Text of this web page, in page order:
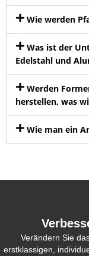
Wie werden
Was ist der
Edelstahl und
Werden
herstellen, was
Wie man ein
Verändern Sie
erstklassigen,